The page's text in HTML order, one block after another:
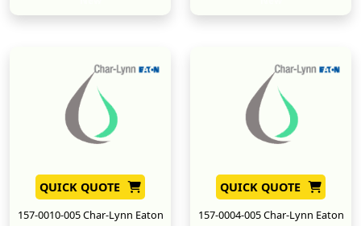
QUICK QUOTE
157-0010-005 Char-Lynn Eaton
QUICK QUOTE
157-0004-005 Char-Lynn Eaton